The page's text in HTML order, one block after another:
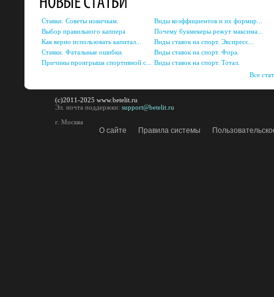
Ставки. Советы новичкам.
Выбор правильного каппера
Как верно использовать капитал...
Ставки. Фатальные ошибки.
Причины проигрыша спортивной с...
Виды коэффициентов и их формир...
Почему букмекеры режут максима...
Виды ставок на спорт. Экспресс...
Виды ставок на спорт. Фора.
Виды ставок на спорт. Тотал.
Все
(c)2011-2025 www.betelit.ru
Эл. почта поддержки: support@betelit.ru
г. Москва
О сайте Правила системы